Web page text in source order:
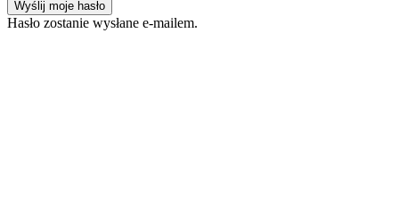
Hasło zostanie wysłane e-mailem.